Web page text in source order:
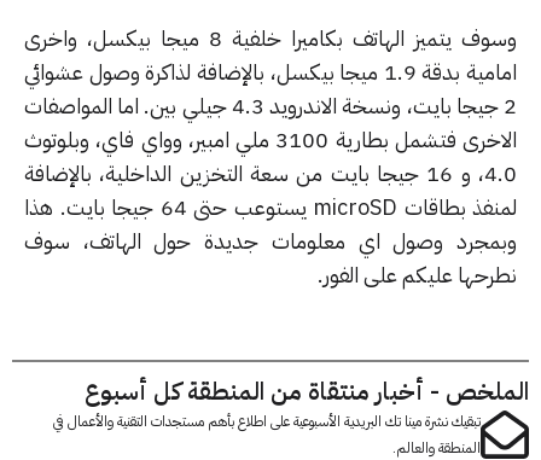
وسوف يتميز الهاتف بكاميرا خلفية 8 ميجا بيكسل، واخرى
امامية بدقة 1.9 ميجا بيكسل، بالإضافة لذاكرة وصول عشوائي
2 جيجا بايت، ونسخة الاندرويد 4.3 جيلي بين. اما المواصفات
الاخرى فتشمل بطارية 3100 ملي امبير، وواي فاي، وبلوتوث
4.0، و 16 جيجا بايت من سعة التخزين الداخلية، بالإضافة
لمنفذ بطاقات microSD يستوعب حتى 64 جيجا بايت. هذا
وصول اي معلومات جديدة حول الهاتف، سوف
عليكم على الفور.
- أخبار منتقاة من المنطقة كل أسبوع
تبقيك نشرة مينا تك البريدية الأسبوعية على اطلاع بأهم مستجدات التقنية والأعمال في
المنطقة والعالم.